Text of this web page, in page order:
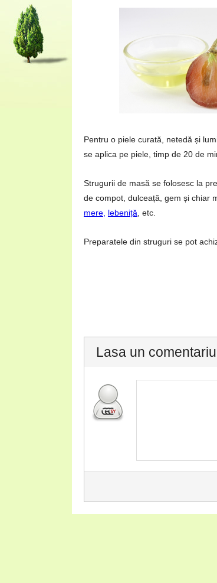
Pentru o piele curată, netedă și
se aplica pe piele, timp de 20 de
Strugurii de masă se folosesc la
de compot, dulceață, gem și chiar
mere, lebeniță , etc.
Preparatele din struguri se pot
Lasa un comentariu